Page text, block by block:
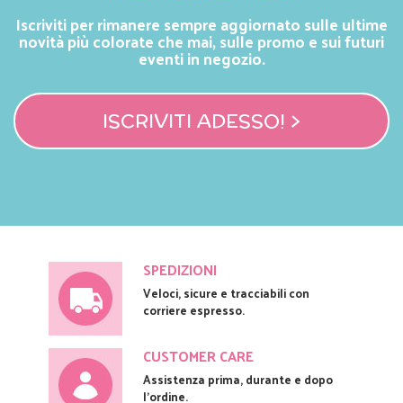
Iscriviti per rimanere sempre aggiornato sulle ultime
novità più colorate che mai, sulle promo e sui futuri
eventi in negozio.
ISCRIVITI ADESSO! >
SPEDIZIONI
Veloci, sicure e tracciabili con
corriere espresso.
CUSTOMER CARE
Assistenza prima, durante e dopo
l'ordine.